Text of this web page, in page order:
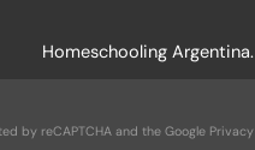
Homeschooling Argentina.
by reCAPTCHA and the Google